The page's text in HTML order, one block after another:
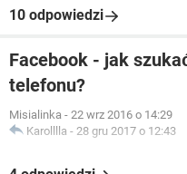
10 odpowiedzi
Facebook - jak
telefonu?
Misialinka - 22 wrz 2016 o 14:29
Karolllla - 28 gru 2017 o 12:43